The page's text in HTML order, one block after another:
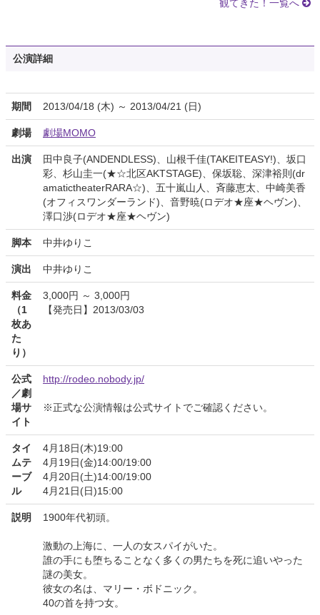
観てきた！一覧へ
公演詳細
期間 2013/04/18 (木) ～ 2013/04/21 (日)
劇場 劇場MOMO
出演
田中良子(ANDENDLESS)、山根千佳(TAKEITEASY!)、坂口
彩、杉山圭一(★☆北区AKTSTAGE)、保坂聡、深津裕則(dr
amatictheaterRARA☆)、五十嵐山人、斉藤恵太、中崎美香
(オフィスワンダーランド)、音野暁(ロデオ★座★ヘヴン)、
澤口渉(ロデオ★座★ヘヴン)
脚本 中井ゆりこ
演出 中井ゆりこ
料金
（1
枚あ
た
り）
3,000円 ～ 3,000円
【発売日】2013/03/03
公式
／劇
場サ
イト
http://rodeo.nobody.jp/
※正式な公演情報は公式サイトでご確認ください。
タイ
ムテ
ーブ
ル
4月18日(木)19:00
4月19日(金)14:00/19:00
4月20日(土)14:00/19:00
4月21日(日)15:00
説明 1900年代初頭。
激動の上海に、一人の女スパイがいた。
誰の手にも堕ちることなく多くの男たちを死に追いやった
謎の美女。
彼女の名は、マリー・ボドニック。
40の首を持つ女。